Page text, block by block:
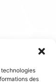
technologies
des